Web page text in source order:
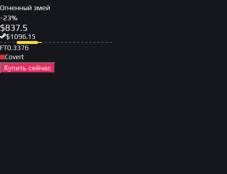
Огненный змей
-23%
$837.5
$1096.15
FT0.3376
Covert
Купить сейчас